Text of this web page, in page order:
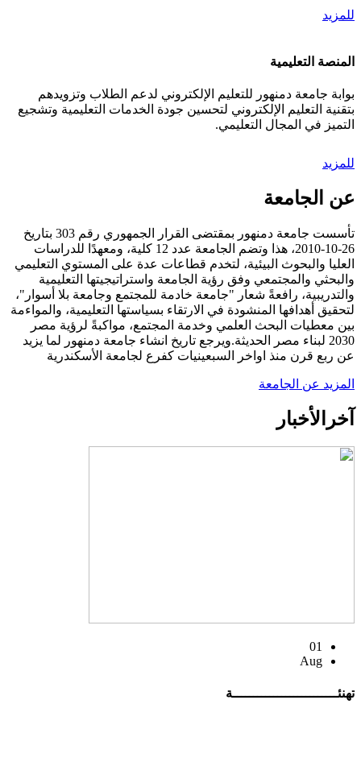
للمزيد
المنصة التعليمية
بوابة جامعة دمنهور للتعليم الإلكتروني لدعم الطلاب وتزويدهم
بتقنية التعليم الإلكتروني لتحسين جودة الخدمات التعليمية وتشجيع
التميز في المجال التعليمي.
للمزيد
عن الجامعة
تأسست جامعة دمنهور بمقتضى القرار الجمهوري رقم 303 بتاريخ
26-10-2010، هذا وتضم الجامعة عدد 12 كلية، ومعهدًا للدراسات
العليا والبحوث البيئية، لتخدم قطاعات عدة على المستوي التعليمي
والبحثي والمجتمعي وفق رؤية الجامعة واستراتيجيتها التعليمية
والتدريبية، رافعةً شعار "جامعة خادمة للمجتمع وجامعة بلا أسوار"،
لتحقيق أهدافها المنشودة في الارتقاء بسياستها التعليمية، والمواءمة
بين معطيات البحث العلمي وخدمة المجتمع، مواكبةً لرؤية مصر
2030 لبناء مصر الحديثة.ويرجع تاريخ انشاء جامعة دمنهور لما يزيد
عن ربع قرن منذ اواخر السبعينيات كفرع لجامعة الأسكندرية
المزيد عن الجامعة
آخر الأخبار
01
Aug
تهنئــــــــــــــــــــــــــة